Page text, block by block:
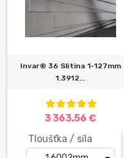
Invar® 36 Slitina 1-127mm
1.3912...
3 363,56 €
Tloušťka / síla